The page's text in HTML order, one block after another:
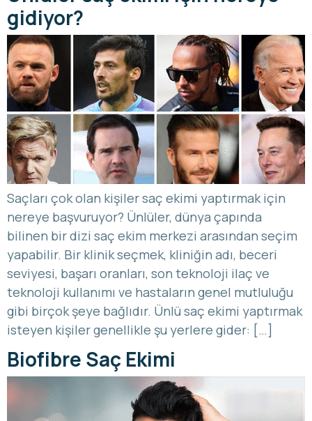
gidiyor?
Saçları çok olan kişiler saç ekimi yaptırmak için
nereye başvuruyor? Ünlüler, dünya çapında
bilinen bir dizi saç ekim merkezi arasından seçim
yapabilir. Bir klinik seçmek, kliniğin adı, beceri
seviyesi, başarı oranları, son teknoloji ilaç ve
teknoloji kullanımı ve hastaların genel mutluluğu
gibi birçok şeye bağlıdır. Ünlü saç ekimi yaptırmak
isteyen kişiler genellikle şu yerlere gider: […]
Biofibre Saç Ekimi